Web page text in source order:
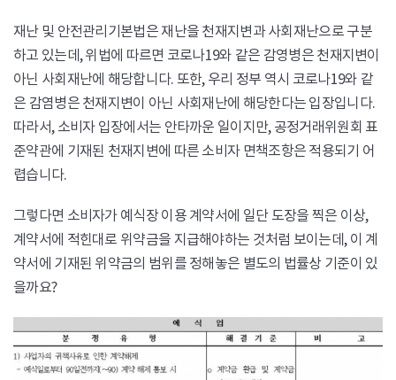
재난 및 안전관리기본법은 재난을 천재지변과 사회재난으로 구분
하고 있는데, 위법에 따르면 코로나19와 같은 감영병은 천재지변이
아닌 사회재난에 해당합니다. 또한, 우리 정부 역시 코로나19와 같
은 감염병은 천재지변이 아닌 사회재난에 해당한다는 입장입니다.
따라서, 소비자 입장에서는 안타까운 일이지만, 공정거래위원회 표
준약관에 기재된 천재지변에 따른 소비자 면책조항은 적용되기 어
렵습니다.
그렇다면 소비자가 예식장 이용 계약서에 일단 도장을 찍은 이상,
계약서에 적힌대로 위약금을 지급해야하는 것처럼 보이는데, 이 계
약서에 기재된 위약금의 범위를 정해놓은 별도의 법률상 기준이 있
을까요?